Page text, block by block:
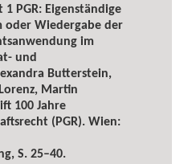
1 PGR: Eigenständige
oder Wiedergabe der
im
und
Butterstein,
Martin
100 Jahre
(PGR). Wien:
S. 25–40.